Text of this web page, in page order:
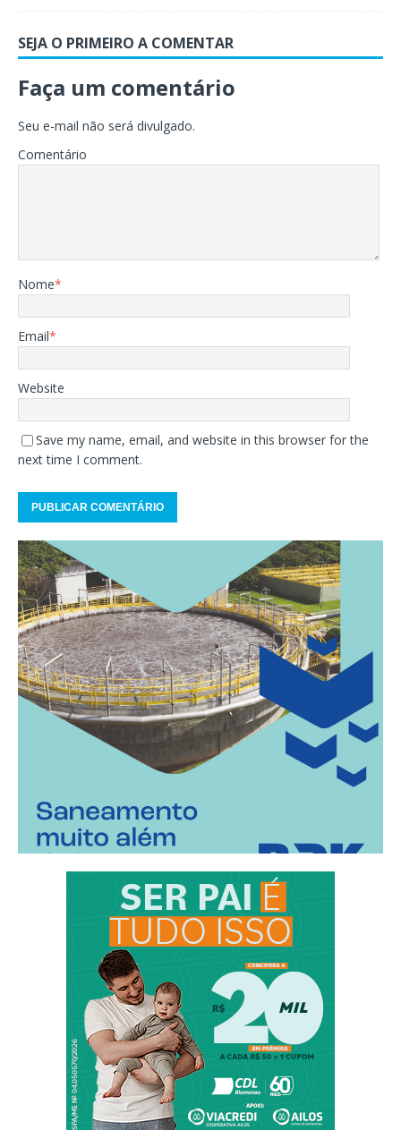
SEJA O PRIMEIRO A COMENTAR
Faça um comentário
Seu e-mail não será divulgado.
Comentário
Nome*
Email*
Website
Save my name, email, and website in this browser for the
next time I comment.